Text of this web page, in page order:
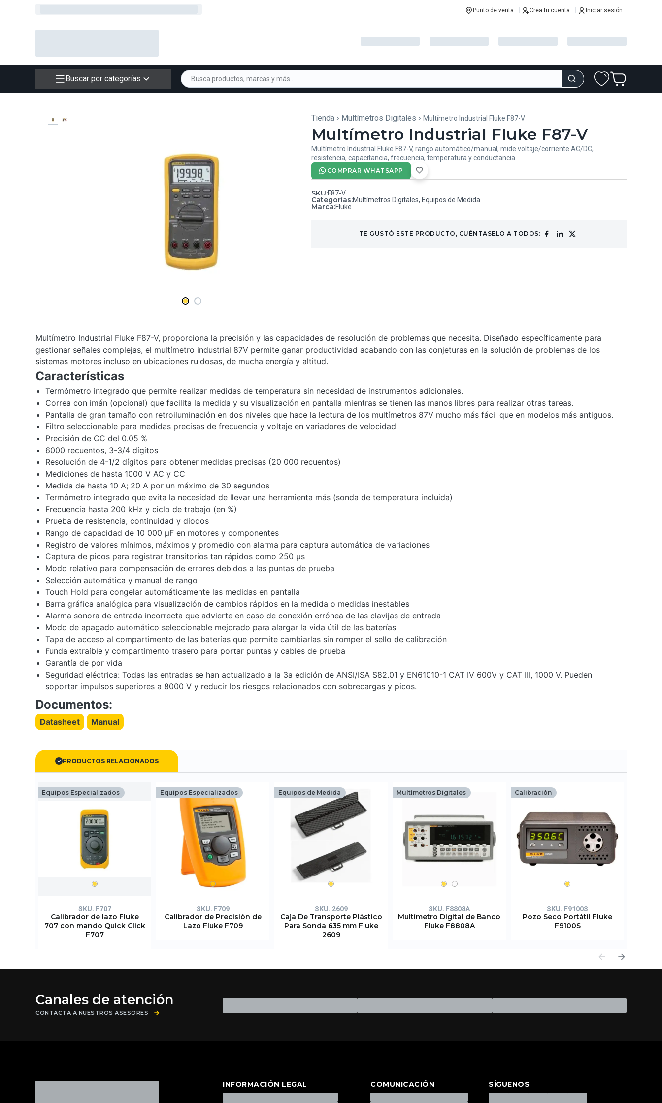
Punto de venta Crea tu cuenta Iniciar sesión
Buscar por categorías
Tienda Multímetros Digitales Multímetro Industrial Fluke F87-V
Multímetro Industrial Fluke F87-V
Multímetro Industrial Fluke F87-V, rango automático/manual, mide voltaje/corriente AC/DC,
resistencia, capacitancia, frecuencia, temperatura y conductancia.
COMPRAR WHATSAPP
SKU:F87-V
Categorías:Multímetros Digitales, Equipos de Medida
Marca:Fluke
TE GUSTÓ ESTE PRODUCTO, CUÉNTASELO A TODOS:
Multímetro Industrial Fluke F87-V, proporciona la precisión y las capacidades de resolución de problemas que necesita. Diseñado específicamente para
gestionar señales complejas, el multímetro industrial 87V permite ganar productividad acabando con las conjeturas en la solución de problemas de los
sistemas motores incluso en ubicaciones ruidosas, de mucha energía y altitud.
Características
Termómetro integrado que permite realizar medidas de temperatura sin necesidad de instrumentos adicionales.
Correa con imán (opcional) que facilita la medida y su visualización en pantalla mientras se tienen las manos libres para realizar otras tareas.
Pantalla de gran tamaño con retroiluminación en dos niveles que hace la lectura de los multímetros 87V mucho más fácil que en modelos más antiguos.
Filtro seleccionable para medidas precisas de frecuencia y voltaje en variadores de velocidad
Precisión de CC del 0.05 %
6000 recuentos, 3-3/4 dígitos
Resolución de 4-1/2 dígitos para obtener medidas precisas (20 000 recuentos)
Mediciones de hasta 1000 V AC y CC
Medida de hasta 10 A; 20 A por un máximo de 30 segundos
Termómetro integrado que evita la necesidad de llevar una herramienta más (sonda de temperatura incluida)
Frecuencia hasta 200 kHz y ciclo de trabajo (en %)
Prueba de resistencia, continuidad y diodos
Rango de capacidad de 10 000 µF en motores y componentes
Registro de valores mínimos, máximos y promedio con alarma para captura automática de variaciones
Captura de picos para registrar transitorios tan rápidos como 250 µs
Modo relativo para compensación de errores debidos a las puntas de prueba
Selección automática y manual de rango
Touch Hold para congelar automáticamente las medidas en pantalla
Barra gráfica analógica para visualización de cambios rápidos en la medida o medidas inestables
Alarma sonora de entrada incorrecta que advierte en caso de conexión errónea de las clavijas de entrada
Modo de apagado automático seleccionable mejorado para alargar la vida útil de las baterías
Tapa de acceso al compartimento de las baterías que permite cambiarlas sin romper el sello de calibración
Funda extraíble y compartimento trasero para portar puntas y cables de prueba
Garantía de por vida
Seguridad eléctrica: Todas las entradas se han actualizado a la 3a edición de ANSI/ISA S82.01 y EN61010-1 CAT IV 600V y CAT III, 1000 V. Pueden
soportar impulsos superiores a 8000 V y reducir los riesgos relacionados con sobrecargas y picos.
Documentos:
Datasheet Manual
PRODUCTOS RELACIONADOS
Equipos Especializados
SKU: F707
Calibrador de lazo Fluke
707 con mando Quick Click
F707
Equipos Especializados
SKU: F709
Calibrador de Precisión de
Lazo Fluke F709
Equipos de Medida
SKU: 2609
Caja De Transporte Plástico
Para Sonda 635 mm Fluke
2609
Multímetros Digitales
SKU: F8808A
Multímetro Digital de Banco
Fluke F8808A
Calibración
SKU: F9100S
Pozo Seco Portátil Fluke
F9100S
Canales de atención
CONTACTA A NUESTROS ASESORES
INFORMACIÓN LEGAL COMUNICACIÓN SÍGUENOS